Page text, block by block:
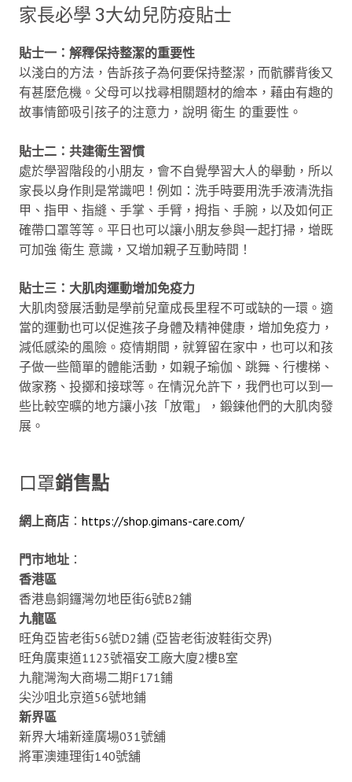
家長必學 3大幼兒防疫貼士
貼士一：解釋保持整潔的重要性
以淺白的方法，告訴孩子為何要保持整潔，而骯髒背後又
有甚麼危機。父母可以找尋相關題材的繪本，藉由有趣的
故事情節吸引孩子的注意力，說明 衛生 的重要性。
貼士二：共建衛生習慣
處於學習階段的小朋友，會不自覺學習大人的舉動，所以
家長以身作則是常識吧！例如：洗手時要用洗手液清洗指
甲、指甲、指縫、手掌、手臂，拇指、手腕，以及如何正
確帶口罩等等。平日也可以讓小朋友參與一起打掃，增既
可加強 衛生 意識，又增加親子互動時間！
貼士三：大肌肉運動增加免疫力
大肌肉發展活動是學前兒童成長里程不可或缺的一環。適
當的運動也可以促進孩子身體及精神健康，增加免疫力，
減低感染的風險。疫情期間，就算留在家中，也可以和孩
子做一些簡單的體能活動，如親子瑜伽、跳舞、行樓梯、
做家務、投擲和接球等。在情況允許下，我們也可以到一
些比較空曠的地方讓小孩「放電」，鍛鍊他們的大肌肉發
展。
口罩銷售點
網上商店 ： https://shop.gimans-care.com/
門市地址 ：
香港區
香港島銅鑼灣勿地臣街6號B2鋪
九龍區
旺角亞皆老街56號D2鋪 (亞皆老街波鞋街交界)
旺角廣東道1123號福安工廠大廈2樓B室
九龍灣淘大商場二期F171鋪
尖沙咀北京道56號地鋪
新界區
新界大埔新達廣場031號舖
將軍澳連理街140號舖